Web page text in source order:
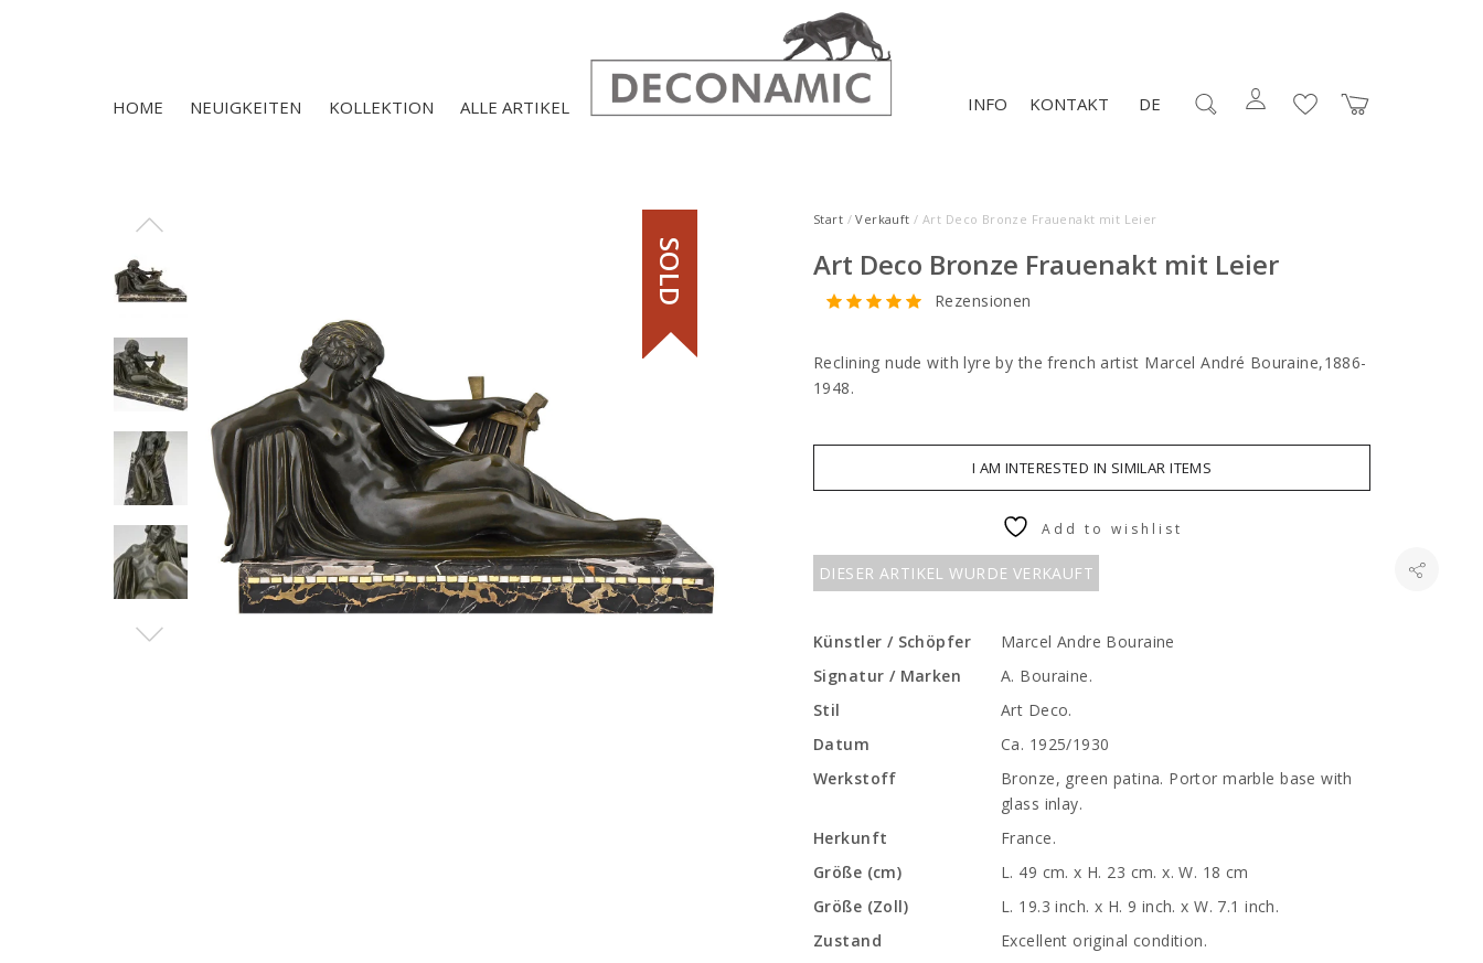
HOME NEUIGKEITEN KOLLEKTION ALLE ARTIKEL KONTAKT
INFO DE
SOLD
Start /Verkauft / Art Deco Bronze Frauenakt mit Leier
Art Deco Bronze Frauenakt mit Leier
Rezensionen
Reclining nude with lyre by the french artist Marcel André Bouraine,1886-
1948.
I AM INTERESTED IN SIMILAR ITEMS
DIESER ARTIKEL WURDE VERKAUFT
Add to wishlist
Künstler / Schöpfer
Marcel Andre Bouraine
Signatur / Marken
A. Bouraine.
Stil
Art Deco.
Datum
Ca. 1925/1930
Werkstoff
Bronze, green patina. Portor marble base with
glass inlay.
Herkunft
France.
Größe (cm)
L. 49 cm. x H. 23 cm. x. W. 18 cm
Größe (Zoll)
L. 19.3 inch. x H. 9 inch. x W. 7.1 inch.
Zustand
Excellent original condition.